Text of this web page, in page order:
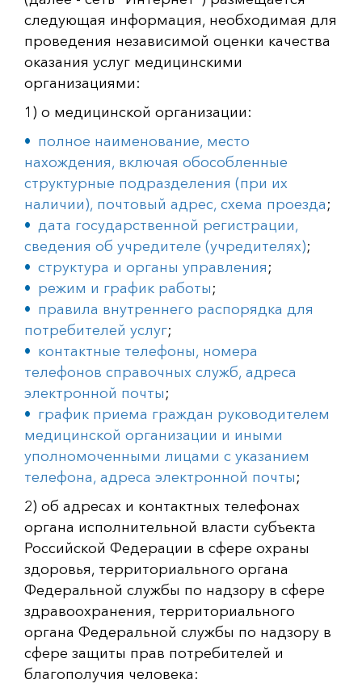
следующая информация, необходимая для
проведения независимой оценки качества
оказания услуг медицинскими
организациями:
1) о медицинской организации:
полное наименование, место
нахождения, включая обособленные
структурные подразделения (при их
наличии), почтовый адрес, схема проезда;
дата государственной регистрации,
сведения об учредителе (учредителях);
структура и органы управления;
режим и график работы;
правила внутреннего распорядка для
потребителей услуг;
контактные телефоны, номера
телефонов справочных служб, адреса
электронной почты;
график приема граждан руководителем
медицинской организации и иными
уполномоченными лицами с указанием
телефона, адреса электронной почты;
2) об адресах и контактных телефонах
органа исполнительной власти субъекта
Российской Федерации в сфере охраны
здоровья, территориального органа
Федеральной службы по надзору в сфере
здравоохранения, территориального
органа Федеральной службы по надзору в
сфере защиты прав потребителей и
благополучия человека: